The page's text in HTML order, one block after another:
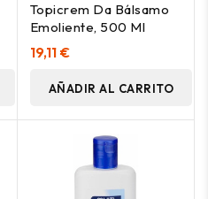
Topicrem Da Bálsamo
Emoliente, 500 Ml
19,11 €
AÑADIR AL CARRITO